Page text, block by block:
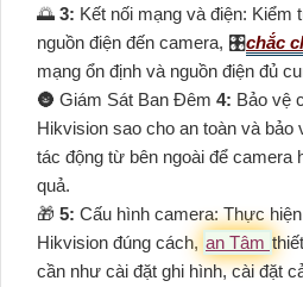
🌅 3: Kết nối mạng và điện: Kiểm
nguồn điện đến camera, 🎛chắc
mạng ổn định và nguồn điện đủ
🌚 Giám Sát Ban Đêm 4: Bảo vệ
Hikvision sao cho an toàn và
tác động từ bên ngoài để camera
quả.
🎁 5: Cấu hình camera: Thực
Hikvision đúng cách, an Tâm
cần như cài đặt ghi hình, cài đặt